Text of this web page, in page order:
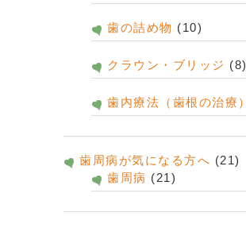
歯の詰め物 (10)
クラウン・ブリッジ (8)
歯内療法（歯根の治療）
歯周病が気になる方へ (21)
歯周病 (21)